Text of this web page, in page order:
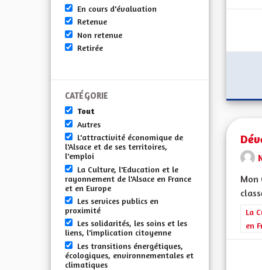
En cours d'évaluation
Retenue
Non retenue
Retirée
CATÉGORIE
Tout
Autres
L'attractivité économique de
l'Alsace et de ses territoires,
l'emploi
La Culture, l'Education et le
rayonnement de l'Alsace en France
et en Europe
Les services publics en
proximité
Les solidarités, les soins et les
liens, l'implication citoyenne
Les transitions énergétiques,
écologiques, environnementales et
climatiques
Mon
La
en